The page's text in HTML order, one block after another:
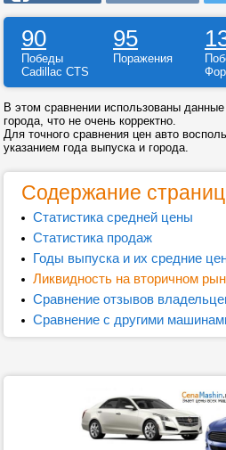
90 95
Победы Поражения
Cadillac CTS
В этом сравнении использованы
города, что не очень корректно.
Для точного сравнения цен авто
указанием года выпуска и города.
Содержание
Статистика средней цены
Статистика продаж
Годы выпуска и их средние
Ликвидность на вторичном
Сравнение отзывов
Сравнение с другими